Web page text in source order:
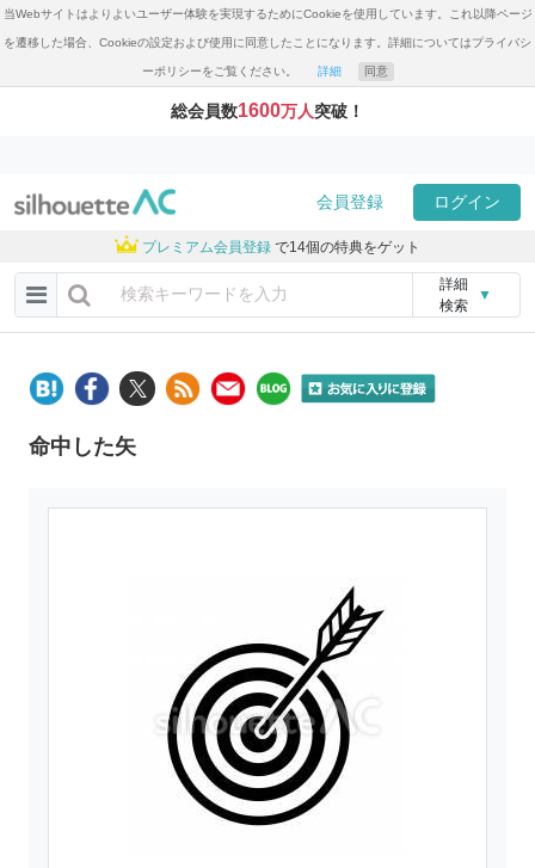
当Webサイトはよりよいユーザー体験を実現するためにCookieを使用しています。これ以降ページ
を遷移した場合、Cookieの設定および使用に同意したことになります。詳細についてはプライバシ
ーポリシーをご覧ください。 詳細 同意
総会員数1600万人突破！
会員登録 ログイン
プレミアム会員登録 で14個の特典をゲット
詳細
検索
▼
命中した矢